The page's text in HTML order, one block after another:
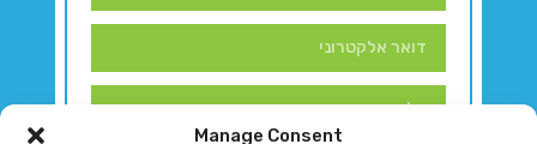
Manage Consent